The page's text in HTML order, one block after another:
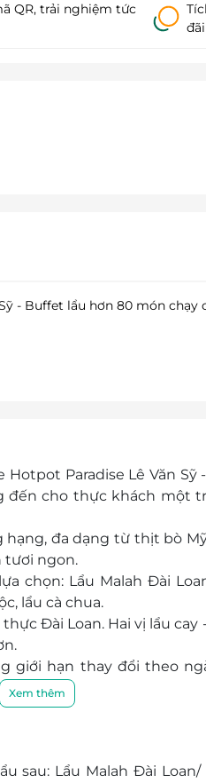
QR, trải nghiệm tức
đãi
- Buffet lẩu hơn 80 món
Hotpot Paradise Lê Văn
đến cho thực khách một
đa dạng từ thịt bò
tươi ngon.
chọn: Lẩu Malah Đài
lẩu cà chua.
Đài Loan. Hai vị lẩu
giới hạn thay đổi theo
chè, trái cây).
thiết kế xứ Đài, vừa
tiệc sinh nhật, liên
Xem thêm
sau: Lẩu Malah Đài Loan/